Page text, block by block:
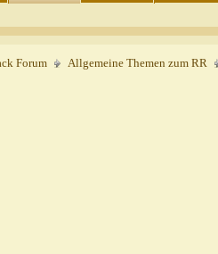
Forum Allgemeine Themen zum RR